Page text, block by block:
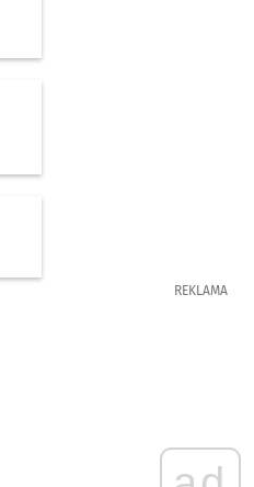
REKLAMA